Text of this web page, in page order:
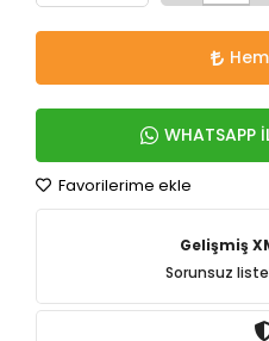
WHATSAPP
Favorilerime ekle
Gelişmiş
Sorunsuz